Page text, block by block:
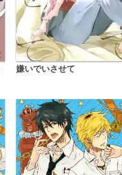
嫌いでいさせて